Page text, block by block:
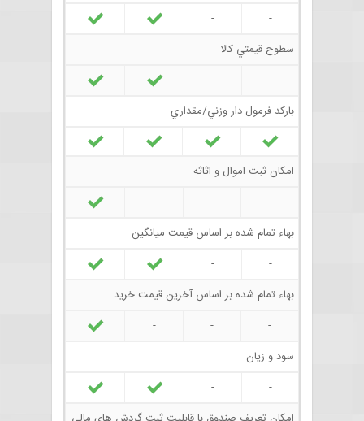
-
-
سطوح قيمتي کالا
-
-
بارکد فرمول دار وزني/مقداري
امکان ثبت اموال و اثاثه
-
-
-
بهاء تمام شده بر اساس قيمت ميانگين
-
-
بهاء تمام شده بر اساس آخرين قيمت خريد
-
-
-
سود و زيان
-
-